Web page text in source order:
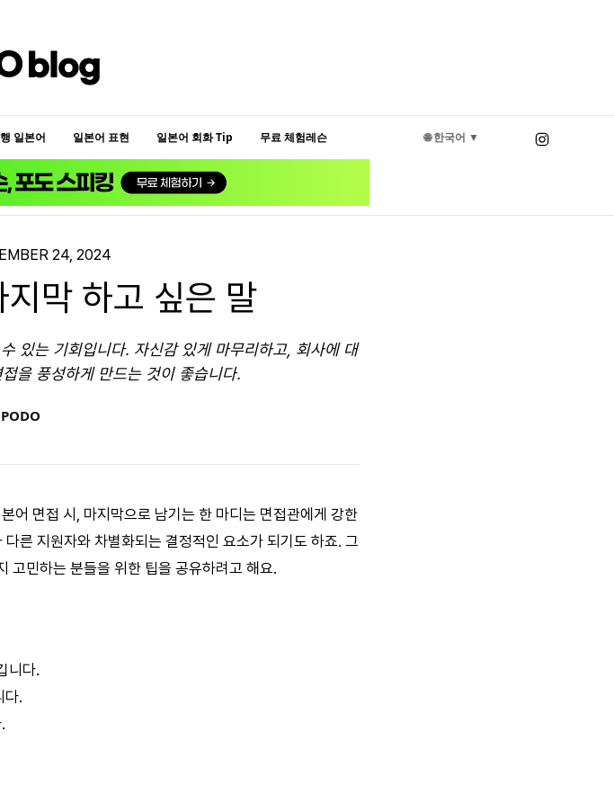
일본어 일본어 표현 일본어 회화 Tip 무료 체험레슨 🌐 한국어 ▼
24, 2024
막 하고 싶은 말
있는 기회입니다. 자신감 있게 마무리하고, 회사에 대
을 풍성하게 만드는 것이 좋습니다.
PODO
어 면접 시, 마지막으로 남기는 한 마디는 면접관에게 강한
른 지원자와 차별화되는 결정적인 요소가 되기도 하죠. 그
고민하는 분들을 위한 팁을 공유하려고 해요.
니다.
다.